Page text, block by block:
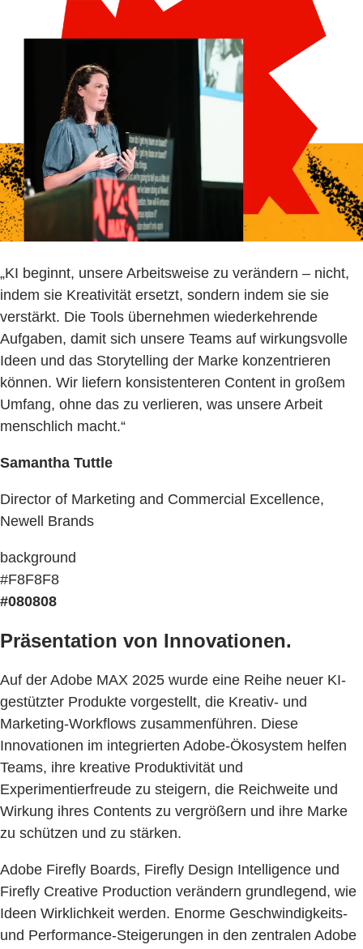
„KI beginnt, unsere Arbeitsweise zu verändern – nicht,
indem sie Kreativität ersetzt, sondern indem sie sie
verstärkt. Die Tools übernehmen wiederkehrende
Aufgaben, damit sich unsere Teams auf wirkungsvolle
Ideen und das Storytelling der Marke konzentrieren
können. Wir liefern konsistenteren Content in großem
Umfang, ohne das zu verlieren, was unsere Arbeit
menschlich macht.“
Samantha Tuttle
Director of Marketing and Commercial Excellence,
Newell Brands
background
#F8F8F8
#080808
Präsentation von Innovationen.
Auf der Adobe MAX 2025 wurde eine Reihe neuer KI-
gestützter Produkte vorgestellt, die Kreativ- und
Marketing-Workflows zusammenführen. Diese
Innovationen im integrierten Adobe-Ökosystem helfen
Teams, ihre kreative Produktivität und
Experimentierfreude zu steigern, die Reichweite und
Wirkung ihres Contents zu vergrößern und ihre Marke
zu schützen und zu stärken.
Adobe Firefly Boards, Firefly Design Intelligence und
Firefly Creative Production verändern grundlegend, wie
Ideen Wirklichkeit werden. Enorme Geschwindigkeits-
und Performance-Steigerungen in den zentralen Adobe